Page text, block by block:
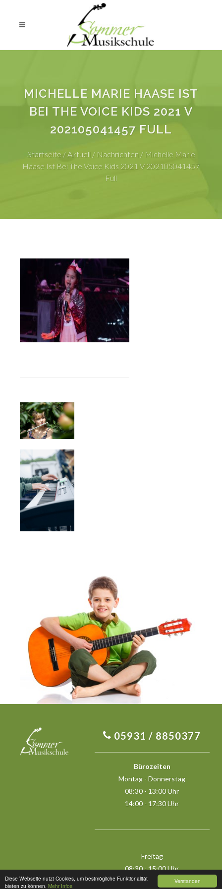
Verstanden
Diese Webseite nutzt Cookies, um bestmögliche Funktionalität
bieten zu können. Mehr Infos
MICHELLE MARIE HAASE IST
BEI THE VOICE KIDS 2021 V
202105041457 FULL
Startseite /Aktuell / Nachrichten / Michelle Marie
Haase Ist Bei The Voice Kids 2021 V 202105041457
Full
05931 / 8850377
Bürozeiten
Montag - Donnerstag
08:30 - 13:00 Uhr
14:00 - 17:30 Uhr
Freitag
08:30 - 15:00 Uhr